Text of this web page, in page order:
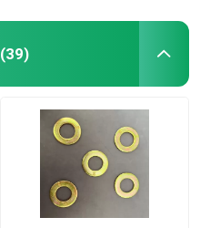
(39)